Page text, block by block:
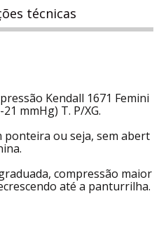
Kendall 1671 Femini
mmHg) T. P/XG.
ponteira ou seja, sem abert
compressão maior